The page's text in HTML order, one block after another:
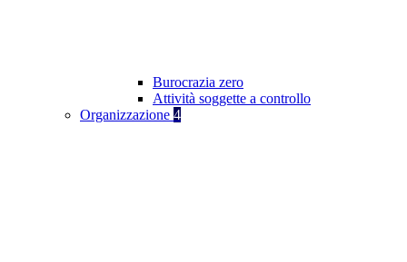
Burocrazia zero
Attività soggette a controllo
Organizzazione 4